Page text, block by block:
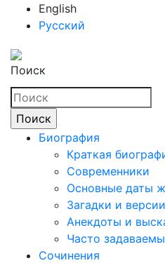
English
Русский
Поиск
Биография
Краткая
Современники
Основные даты
Загадки и версии
Анекдоты и
Часто
Сочинения